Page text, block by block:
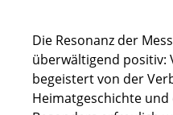
Die Resonanz der
überwältigend positiv:
begeistert von der
Heimatgeschichte